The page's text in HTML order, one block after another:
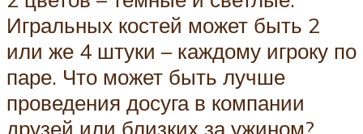
Игральных костей может быть 2
или же 4 штуки – каждому игроку по
паре. Что может быть лучше
проведения досуга в компании
друзей или близких за ужином?